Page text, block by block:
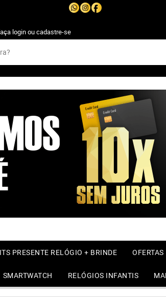
loginoucadastre-se
PRESENTE RELÓGIO + BRINDE OFERTAS
SMARTWATCH RELÓGIOS INFANTIS